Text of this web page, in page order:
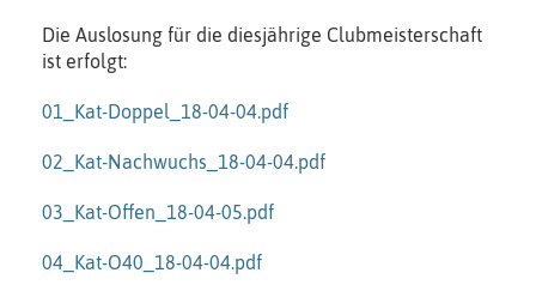
Die Auslosung für die diesjährige Clubmeisterschaft
ist erfolgt:
01_Kat-Doppel_18-04-04.pdf
02_Kat-Nachwuchs_18-04-04.pdf
03_Kat-Offen_18-04-05.pdf
04_Kat-O40_18-04-04.pdf